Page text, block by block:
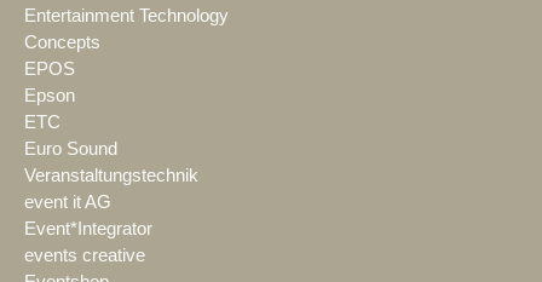
Entertainment Technology
Concepts
EPOS
Epson
ETC
Euro Sound
Veranstaltungstechnik
event it AG
Event*Integrator
events creative